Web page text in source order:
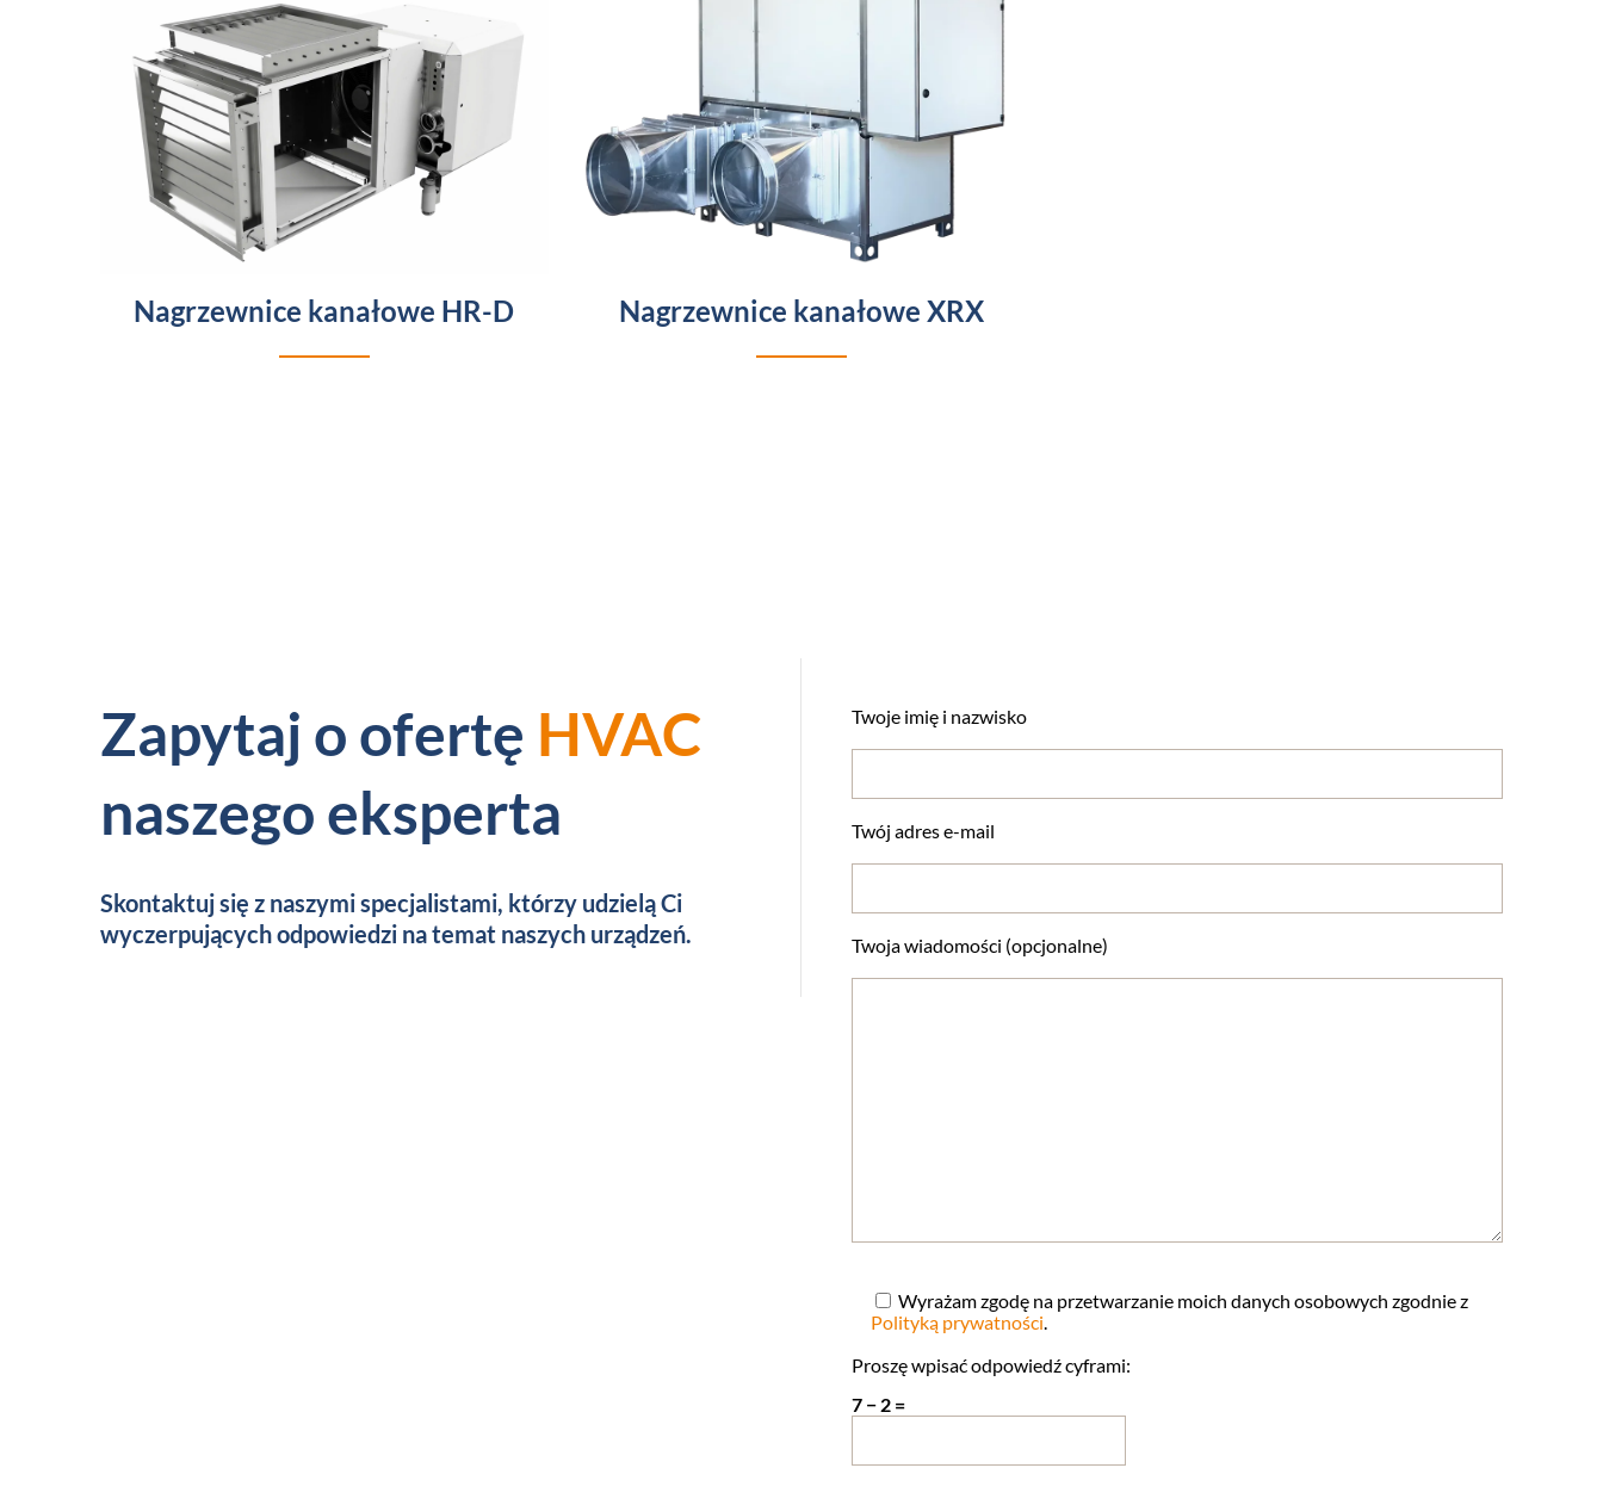
Nagrzewnice kanałowe HR-D Nagrzewnice kanałowe XRX
Zapytaj o ofertę HVAC
naszego eksperta
Skontaktuj się z naszymi specjalistami, którzy udzielą Ci
wyczerpujących odpowiedzi na temat naszych urządzeń.
Twoje imię i nazwisko
Twój adres e-mail
Twoja wiadomości (opcjonalne)
Wyrażam zgodę na przetwarzanie moich danych osobowych zgodnie z
Polityką prywatności.
Proszę wpisać odpowiedź cyframi:
7 − 2 =